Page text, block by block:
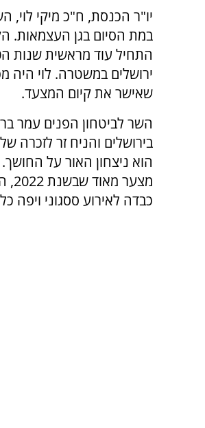
יו"ר הכנסת, ח"כ מיקי
במת הסיום בגן העצמאות.
ירושלים במשטרה. לוי היה
שאישר את קיום המצעד.
השר לביטחון הפנים עמר
בירושלים והניח זר לזכרה
הוא ניצחון האור על
כבדה לאירוע ססגוני ויפה